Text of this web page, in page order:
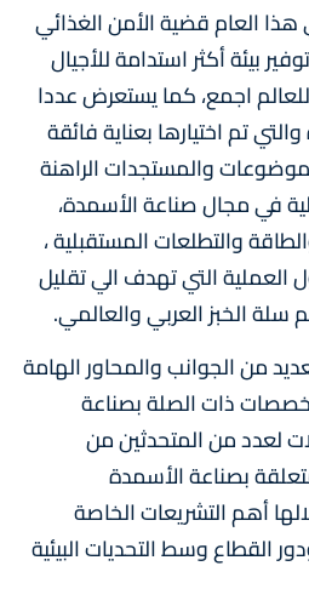
العام قضية الأمن الغذائي
بيئة أكثر استدامة للأجيال
اجمع، كما يستعرض عددا
تم اختيارها بعناية فائقة
والمستجدات الراهنة
في مجال صناعة الأسمدة،
والتطلعات المستقبلية ،
العملية التي تهدف الي تقليل
الخبز العربي والعالمي.
من الجوانب والمحاور الهامة
ذات الصلة بصناعة
لعدد من المتحدثين من
بصناعة الأسمدة
أهم التشريعات الخاصة
القطاع وسط التحديات البيئية